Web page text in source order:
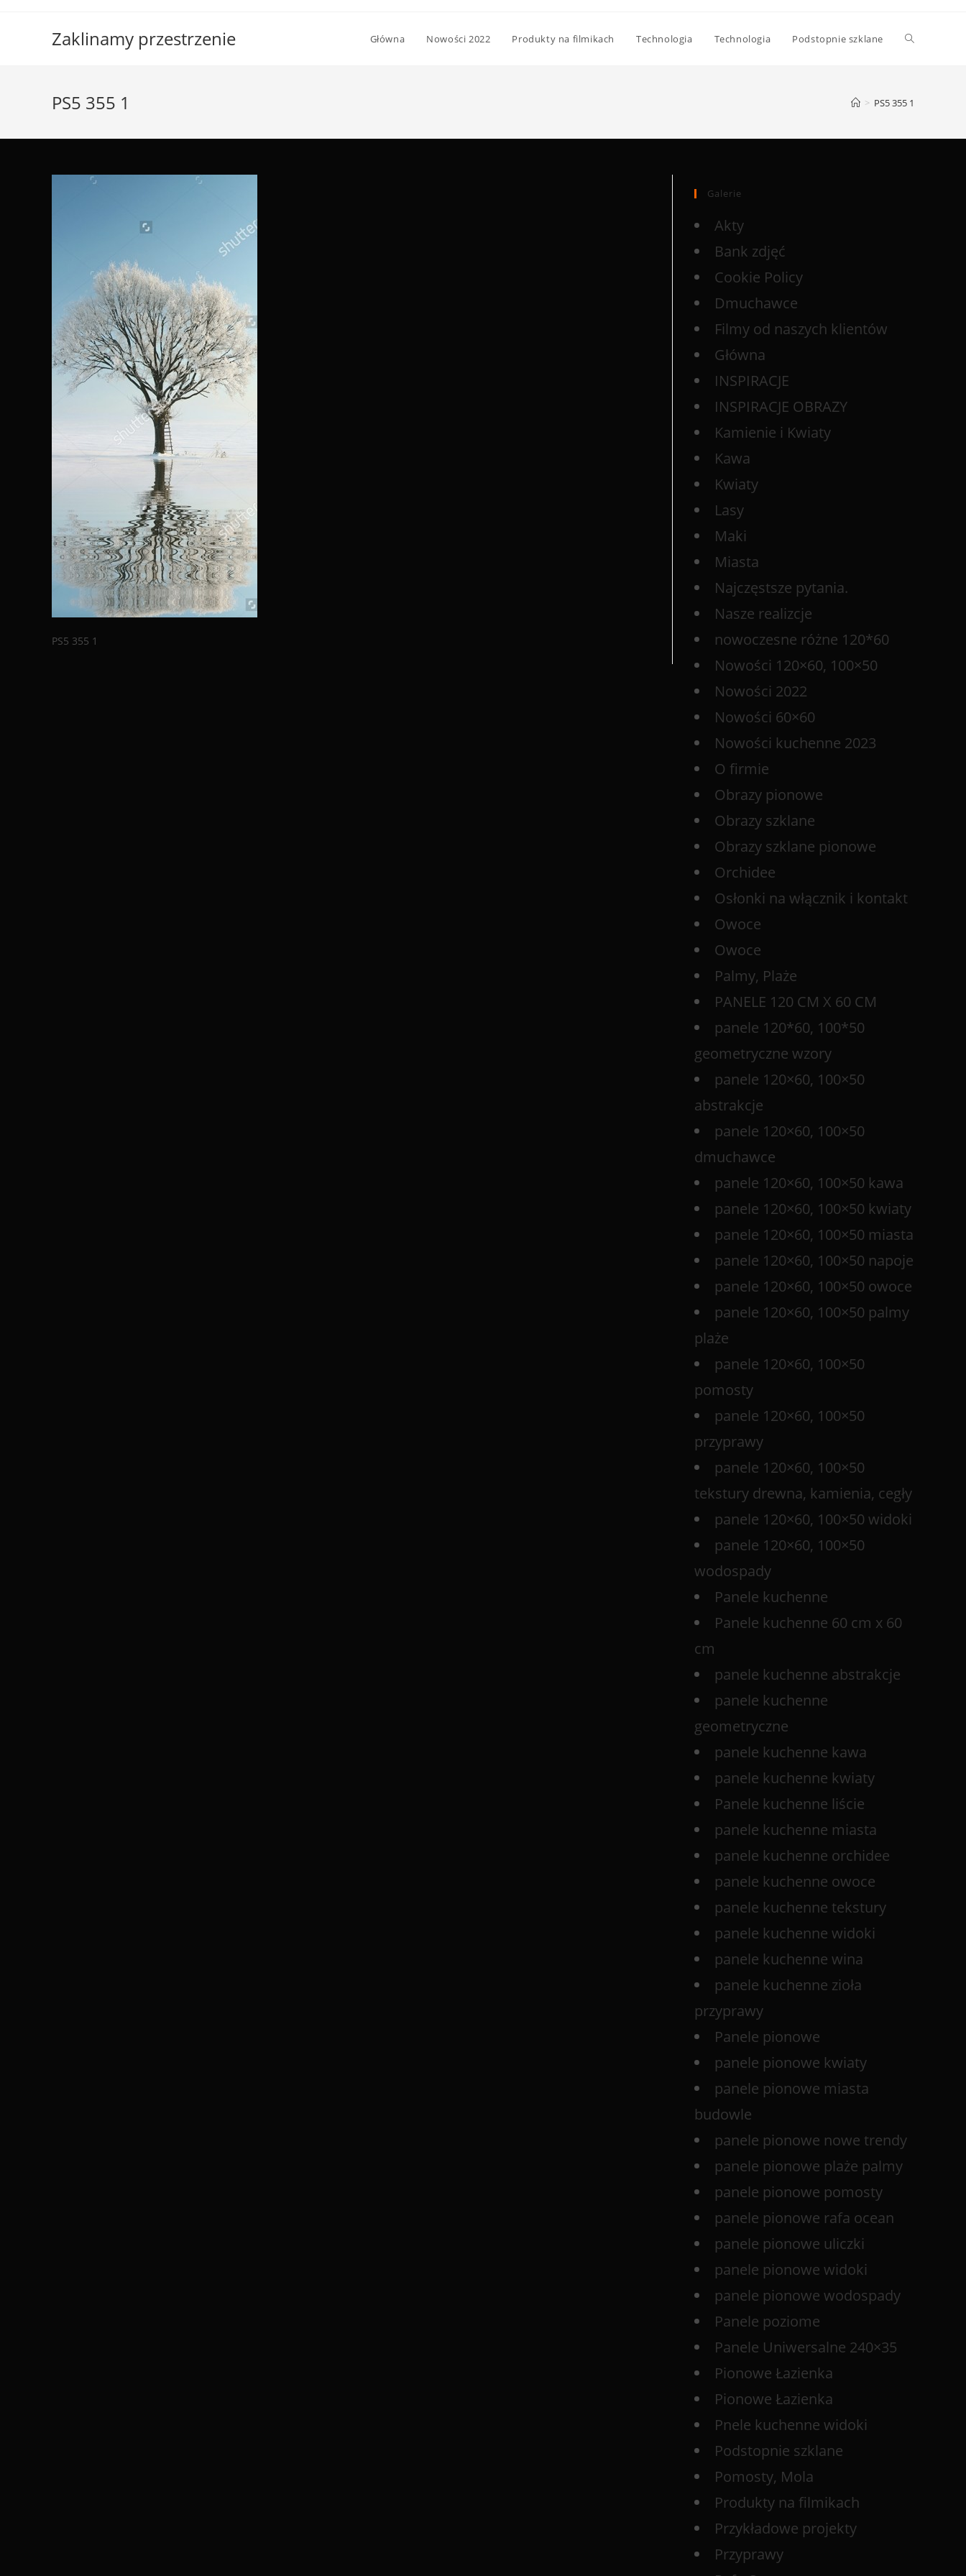
Zaklinamy przestrzenie Główna Nowości 2022 Produkty na filmikach Technologia Technologia Podstopnie szklane
PS5 355 1 > PS5 355 1
PS5 355 1
Galerie
Akty
Bank zdjęć
Cookie Policy
Dmuchawce
Filmy od naszych klientów
Główna
INSPIRACJE
INSPIRACJE OBRAZY
Kamienie i Kwiaty
Kawa
Kwiaty
Lasy
Maki
Miasta
Najczęstsze pytania.
Nasze realizcje
nowoczesne różne 120*60
Nowości 120×60, 100×50
Nowości 2022
Nowości 60×60
Nowości kuchenne 2023
O firmie
Obrazy pionowe
Obrazy szklane
Obrazy szklane pionowe
Orchidee
Osłonki na włącznik i kontakt
Owoce
Owoce
Palmy, Plaże
PANELE 120 CM X 60 CM
panele 120*60, 100*50
geometryczne wzory
panele 120×60, 100×50
abstrakcje
panele 120×60, 100×50
dmuchawce
panele 120×60, 100×50 kawa
panele 120×60, 100×50 kwiaty
panele 120×60, 100×50 miasta
panele 120×60, 100×50 napoje
panele 120×60, 100×50 owoce
panele 120×60, 100×50 palmy
plaże
panele 120×60, 100×50
pomosty
panele 120×60, 100×50
przyprawy
panele 120×60, 100×50
tekstury drewna, kamienia, cegły
panele 120×60, 100×50 widoki
panele 120×60, 100×50
wodospady
Panele kuchenne
Panele kuchenne 60 cm x 60
cm
panele kuchenne abstrakcje
panele kuchenne
geometryczne
panele kuchenne kawa
panele kuchenne kwiaty
Panele kuchenne liście
panele kuchenne miasta
panele kuchenne orchidee
panele kuchenne owoce
panele kuchenne tekstury
panele kuchenne widoki
panele kuchenne wina
panele kuchenne zioła
przyprawy
Panele pionowe
panele pionowe kwiaty
panele pionowe miasta
budowle
panele pionowe nowe trendy
panele pionowe plaże palmy
panele pionowe pomosty
panele pionowe rafa ocean
panele pionowe uliczki
panele pionowe widoki
panele pionowe wodospady
Panele poziome
Panele Uniwersalne 240×35
Pionowe Łazienka
Pionowe Łazienka
Pnele kuchenne widoki
Podstopnie szklane
Pomosty, Mola
Produkty na filmikach
Przykładowe projekty
Przyprawy